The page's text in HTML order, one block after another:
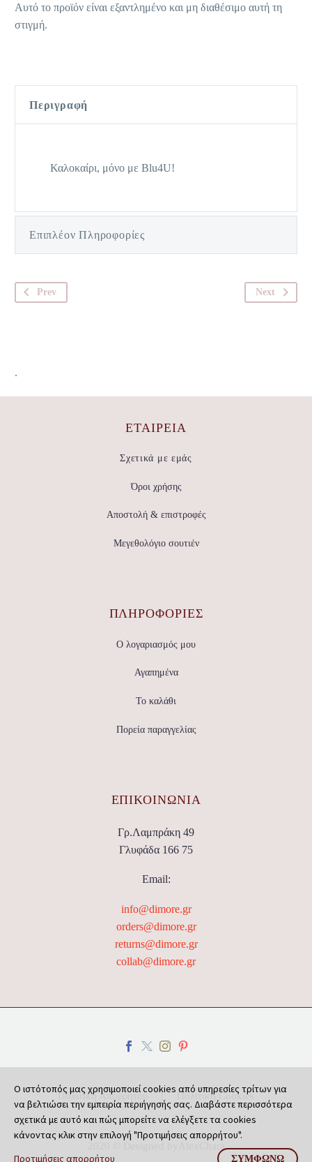
Αυτό το προϊόν είναι εξαντλημένο και μη διαθέσιμο αυτή τη
στιγμή.
Περιγραφή
Καλοκαίρι, μόνο με Blu4U!
Επιπλέον Πληροφορίες
Prev Next
.
ΕΤΑΙΡΕΊΑ
Σχετικά με εμάς
Όροι χρήσης
Αποστολή & επιστροφές
Μεγεθολόγιο σουτιέν
ΠΛΗΡΟΦΟΡΙΕΣ
Ο λογαριασμός μου
Αγαπημένα
Το καλάθι
Πορεία παραγγελίας
ΕΠΙΚΟΙΝΩΝΊΑ
Γρ.Λαμπράκη 49
Γλυφάδα 166 75
Email:
info@dimore.gr
orders@dimore.gr
returns@dimore.gr
collab@dimore.gr
Πολιτική Απορρήτου Πολιτική Cookies
AlexChara
Ο ιστότοπός μας χρησιμοποιεί cookies από υπηρεσίες τρίτων για
να βελτιώσει την εμπειρία περιήγησής σας. Διαβάστε περισσότερα
σχετικά με αυτό και πώς μπορείτε να ελέγξετε τα cookies
κάνοντας κλικ στην επιλογή "Προτιμήσεις απορρήτου".
Προτιμήσεις απορρήτου
ΣΥΜΦΩΝΏ